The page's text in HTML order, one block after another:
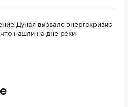
Дуная вызвало энергокризис
нашли на дне реки